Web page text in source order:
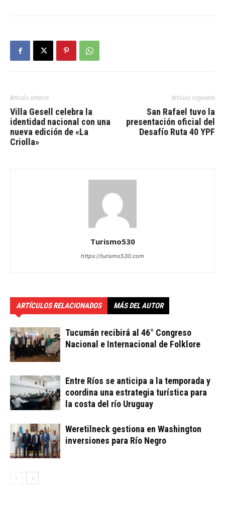
Artículo anterior
Villa Gesell celebra la
identidad nacional con una
nueva edición de «La
Criolla»
Artículo siguiente
San Rafael tuvo la
presentación oficial del
Desafío Ruta 40 YPF
Turismo530
https://turismo530.com
ARTÍCULOS RELACIONADOS MÁS DEL AUTOR
Tucumán recibirá al 46° Congreso
Nacional e Internacional de Folklore
Entre Ríos se anticipa a la temporada y
coordina una estrategia turística para
la costa del río Uruguay
Weretilneck gestiona en Washington
inversiones para Río Negro